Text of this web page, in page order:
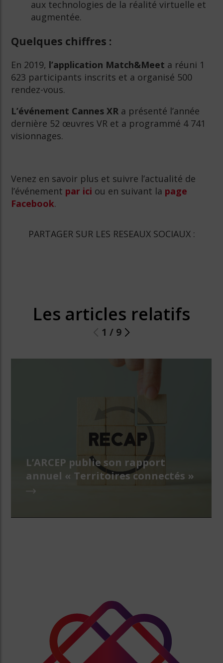
aux technologies de la réalité virtuelle et
augmentée.
Quelques chiffres :
En 2019, l’application Match&Meet a réuni 1
623 participants inscrits et a organisé 500
rendez-vous.
L’événement Cannes XR a présenté l’année
dernière 52 œuvres VR et a programmé 4 741
visionnages.
Venez en savoir plus et suivre l’actualité de
l’événement par ici ou en suivant la page
Facebook.
PARTAGER SUR LES RESEAUX SOCIAUX :
Les articles relatifs
1 / 9
L’ARCEP publie son rapport
annuel « Territoires connectés »